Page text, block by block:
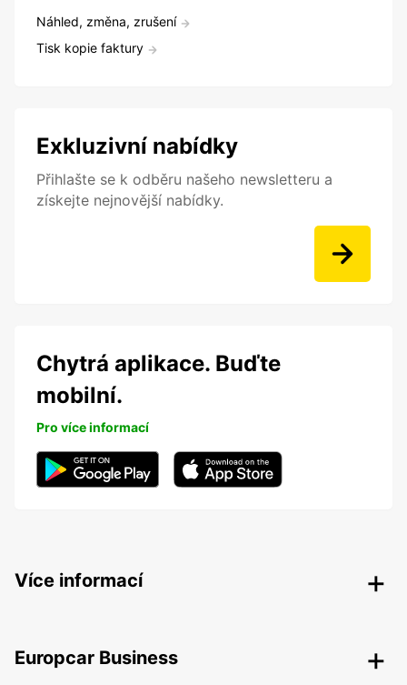
Náhled, změna, zrušení
Tisk kopie faktury
Exkluzivní nabídky
Přihlašte se k odběru našeho newsletteru a
získejte nejnovější nabídky.
Chytrá aplikace. Buďte
mobilní.
Pro více informací
Více informací
Europcar Business